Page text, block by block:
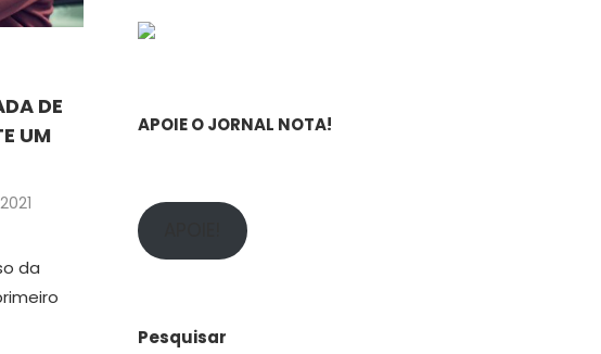
DE
UM
da
APOIE O JORNAL NOTA!
Pesquisar